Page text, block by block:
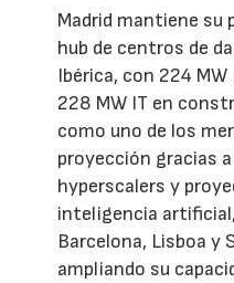
Madrid mantiene su
hub de centros de
Ibérica, con 224
228 MW IT en
como uno de los
proyección gracias
hyperscalers y
inteligencia
Barcelona, Lisboa y
ampliando su